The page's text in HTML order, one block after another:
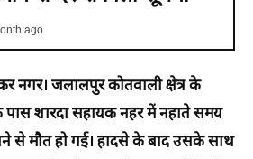
ago
नगर। जलालपुर कोतवाली क्षेत्र के
पास शारदा सहायक नहर में नहाते समय
से मौत हो गई। हादसे के बाद उसके साथ